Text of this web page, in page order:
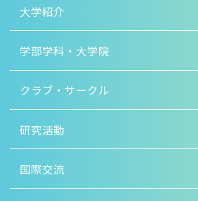
大学紹介
学部学科・大学院
クラブ・サークル
研究活動
国際交流